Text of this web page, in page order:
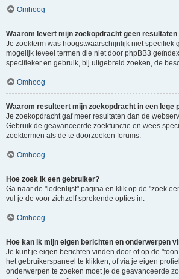
Omhoog
Waarom levert mijn zoekopdracht geen resultaten
Je zoekterm was hoogstwaarschijnlijk niet specifiek
mogelijk teveel termen die niet door phpBB3
specifieker en gebruik, bij uitgebreid zoeken, de
Omhoog
Waarom resulteert mijn zoekopdracht in een lege
Je zoekopdracht gaf meer resultaten dan de
Gebruik de geavanceerde zoekfunctie en wees
zoektermen als de te doorzoeken forums.
Omhoog
Hoe zoek ik een gebruiker?
Ga naar de "ledenlijst" pagina en klik op de "zoek
vul je de voor zichzelf sprekende opties in.
Omhoog
Hoe kan ik mijn eigen berichten en onderwerpen
Je kunt je eigen berichten vinden door of op de
het gebruikerspaneel te klikken, of via je eigen
onderwerpen te zoeken moet je de geavanceerde